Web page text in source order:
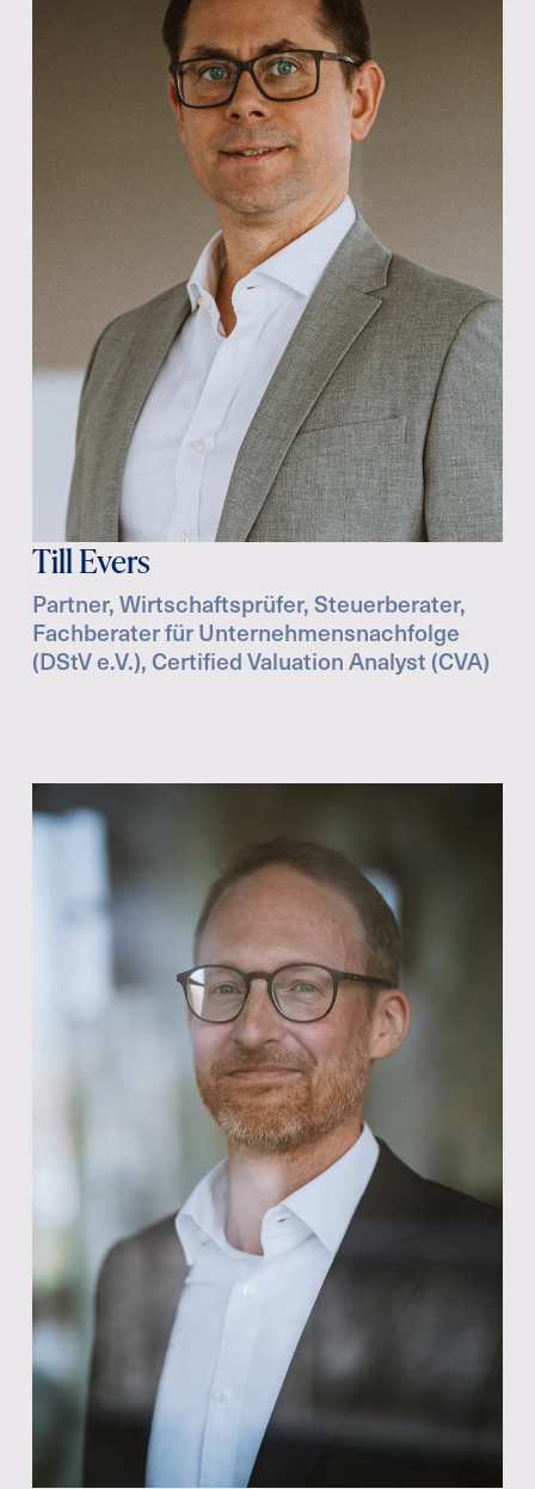
Till Evers
Partner, Wirtschaftsprüfer, Steuerberater,
Fachberater für Unternehmensnachfolge
(DStV e.V.), Certified Valuation Analyst (CVA)